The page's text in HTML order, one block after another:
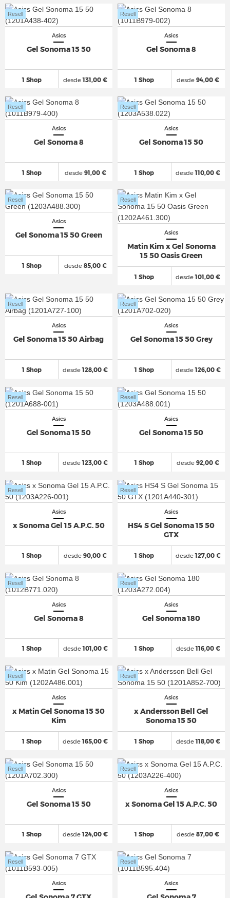
Asics
Gel Sonoma 15 50
1 Shop
Resell
desde131,00 €
Asics
Gel Sonoma 8
1 Shop
Resell
desde 94,00 €
Asics
Gel Sonoma 8
1 Shop
Resell
desde91,00 €
Asics
Gel Sonoma 15 50
1 Shop
Resell
desde110,00 €
Asics
Gel Sonoma 15 50 Green
1 Shop
Resell
desde85,00 €
Asics
Matin Kim x Gel Sonoma
15 50 Oasis Green
1 Shop
Resell
desde101,00 €
Asics
Gel Sonoma 15 50 Airbag
1 Shop
Resell
desde128,00 €
Asics
Gel Sonoma 15 50 Grey
1 Shop
Resell
desde126,00 €
Asics
Gel Sonoma 15 50
1 Shop
Resell
desde123,00 €
Asics
Gel Sonoma 15 50
1 Shop
Resell
desde 92,00 €
Asics
x Sonoma Gel 15 A.P.C. 50
1 Shop
Resell
desde 90,00 €
Asics
HS4 S Gel Sonoma 15 50
GTX
1 Shop
Resell
desde127,00 €
Asics
Gel Sonoma 8
1 Shop
Resell
desde101,00 €
Asics
Gel Sonoma 180
1 Shop
Resell
desde116,00 €
Asics
x Matin Gel Sonoma 15 50
Kim
1 Shop
Resell
desde165,00 €
Asics
x Andersson Bell Gel
Sonoma 15 50
1 Shop
Resell
desde118,00 €
Asics
Gel Sonoma 15 50
1 Shop
Resell
desde124,00 €
Asics
x Sonoma Gel 15 A.P.C. 50
1 Shop
Resell
desde 87,00 €
Asics
Resell
Asics
Resell